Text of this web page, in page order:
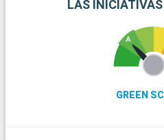
LAS
GREEN